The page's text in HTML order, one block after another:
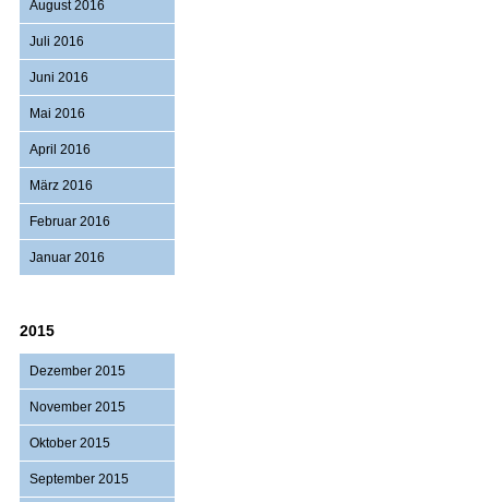
August 2016
Juli 2016
Juni 2016
Mai 2016
April 2016
März 2016
Februar 2016
Januar 2016
2015
Dezember 2015
November 2015
Oktober 2015
September 2015